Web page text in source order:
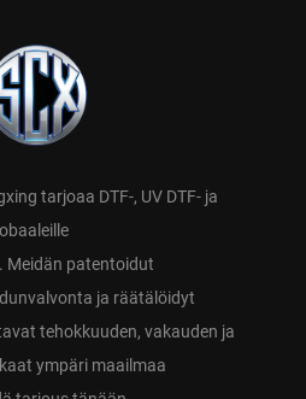
tarjoaa DTF-, UV DTF- ja
Meidän patentoidut
ja räätälöidyt
tehokkuuden, vakauden ja
ympäri maailmaa